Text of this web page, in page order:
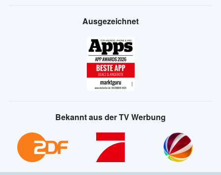
Ausgezeichnet
Bekannt aus der TV Werbung